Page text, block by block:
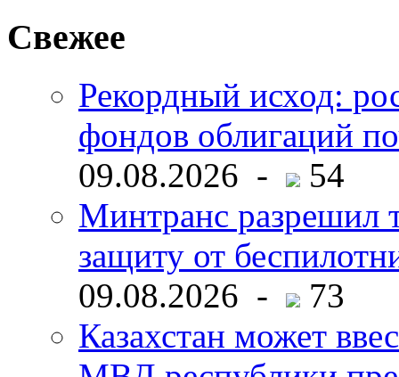
Свежее
Рекордный исход:
фондов облигаций
09.08.2026 -
54
Минтранс разрешил
защиту от
09.08.2026 -
73
Казахстан может